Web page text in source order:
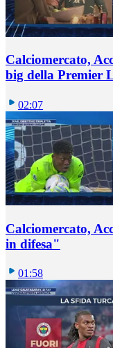
Calciomercato,
big della Premier
02:07
Calciomercato,
in difesa"
01:58